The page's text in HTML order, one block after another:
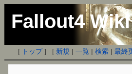
Fallout4
[ トップ] [ 新規 |一覧 |検索 |最終